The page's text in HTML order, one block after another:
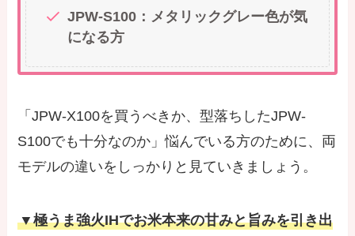
JPW-S100：メタリックグレー色が気
になる方
「JPW-X100を買うべきか、型落ちしたJPW-
S100でも十分なのか」悩んでいる方のために、両
モデルの違いをしっかりと見ていきましょう。
▼極うま強火IHでお米本来の甘みと旨みを引き出